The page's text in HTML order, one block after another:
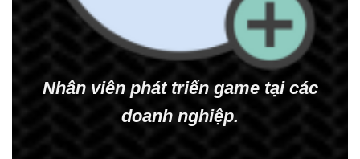
Nhân viên phát triển game tại các
doanh nghiệp.